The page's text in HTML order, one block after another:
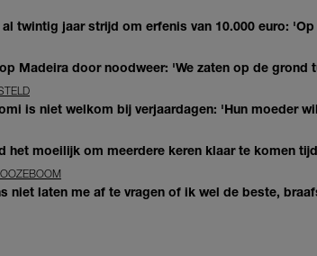
al twintig jaar strijd om erfenis van 10.000 euro:
Madeira door noodweer: 'We zaten op de grond
is niet welkom bij verjaardagen: 'Hun moeder
het moeilijk om meerdere keren klaar te komen
niet laten me af te vragen of ik wel de beste,